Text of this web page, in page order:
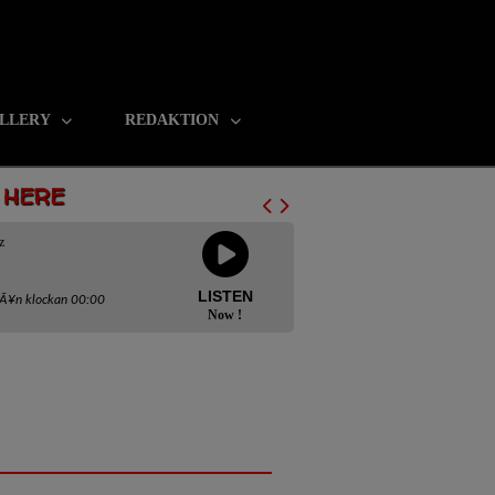
REDAKTION
LISTEN
Now !
klockan 00:00